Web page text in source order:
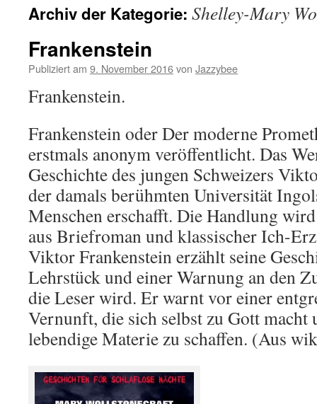
Archiv der Kategorie: Shelley-Mary
Frankenstein
Publiziert am 9. November 2016von Jazzybee
Frankenstein.
Frankenstein oder Der moderne
erstmals anonym veröffentlicht. Das
Geschichte des jungen Schweizers
der damals berühmten Universität
Menschen erschafft. Die Handlung
aus Briefroman und klassischer Ich-
Viktor Frankenstein erzählt seine
Lehrstück und einer Warnung an den
die Leser wird. Er warnt vor einer
Vernunft, die sich selbst zu Gott macht
lebendige Materie zu schaffen. (Aus